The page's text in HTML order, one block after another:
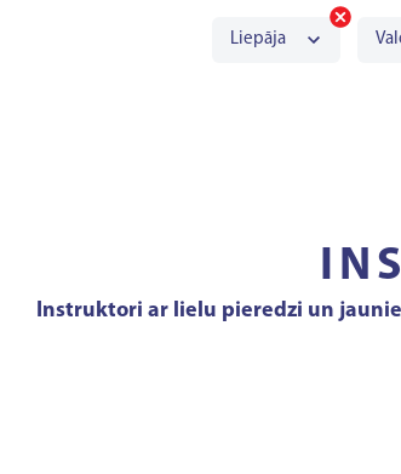
Liepāja
Instruktori ar lielu pieredzi un